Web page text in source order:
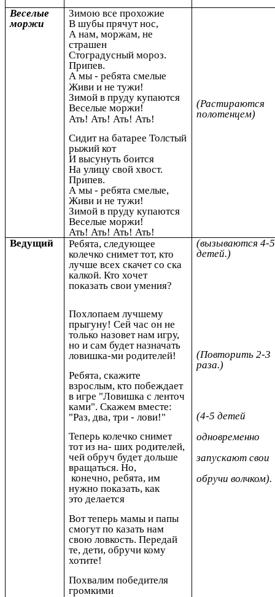
Веселые
моржи
Зимою все прохожие
В шубы прячут нос,
А нам, моржам, не
страшен
Стоградусный мороз.
Припев.
А мы - ребята смелые
Живи и не тужи!
Зимой в пруду купаются
Веселые моржи!
Ать! Ать! Ать! Ать!
Сидит на батарее Толстый
рыжий кот
И высунуть боится
На улицу свой хвост.
Припев.
А мы - ребята смелые,
Живи и не тужи!
Зимой в пруду купаются
Веселые моржи!
Ать! Ать! Ать! Ать!
(Растираются
полотенцем)
Ведущий
Ребята, следующее
колечко снимет тот, кто
лучше всех скачет со ска
калкой. Кто хочет
показать свои умения?
Похлопаем лучшему
прыгуну! Сей час он не
только назовет нам игру,
но и сам будет назначать
ловишка-ми родителей!
Ребята, скажите
взрослым, кто побеждает
в игре "Ловишка с ленточ
ками". Скажем вместе:
"Раз, два, три - лови!"
Теперь колечко снимет
тот из на- ших родителей,
чей обруч будет дольше
вращаться. Но,
конечно, ребята, им
нужно показать, как
это делается
Вот теперь мамы и папы
смогут по казать нам
свою ловкость. Передай
те, дети, обручи кому
хотите!
Похвалим победителя
громкими
(вызываются 4-5
детей.)
(Повторить 2-3
раза.)
(4-5 детей
одновременно
запускают свои
обручи волчком).